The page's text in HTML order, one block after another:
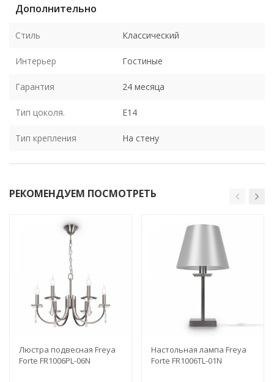
Дополнительно
Стиль Классический
Интерьер Гостиные
Гарантия 24 месяца
Тип цоколя. E14
Тип крепления На стену
РЕКОМЕНДУЕМ ПОСМОТРЕТЬ
Люстра подвесная Freya
Forte FR1006PL-06N
Настольная лампа Freya
Forte FR1006TL-01N